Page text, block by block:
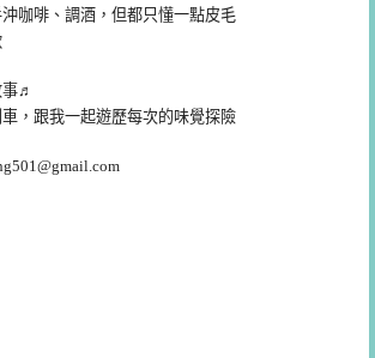
咖啡、調酒，但都只懂一點皮毛
♬
，跟我一起遊歷每次的味覺探險